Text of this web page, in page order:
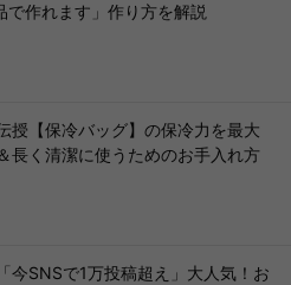
で作れます」作り方を解説
授【保冷バッグ】の保冷力を最大
長く清潔に使うためのお手入れ方
今SNSで1万投稿超え」大人気！お